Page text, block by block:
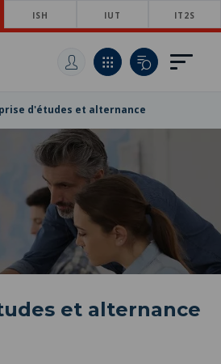
ISH IUT IT2S
d'études et alternance
et alternance